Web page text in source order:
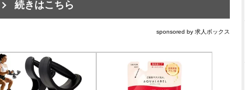
続きはこちら
sponsored by 求人ボックス